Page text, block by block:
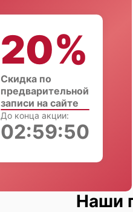
20%
Скидка по
предварительной
записи на сайте
До конца акции:
02:59:49
Наши